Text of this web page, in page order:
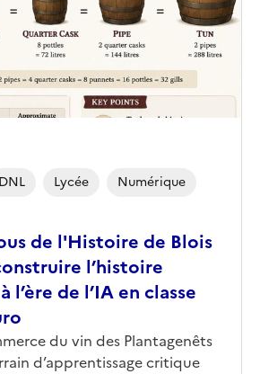
de l'Histoire de Blois
l’histoire
l’ère de l’IA en classe
du vin des Plantagenêts
d’apprentissage critique
DNL Lycée Numérique